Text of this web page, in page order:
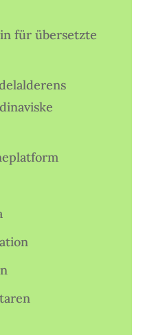
für übersetzte